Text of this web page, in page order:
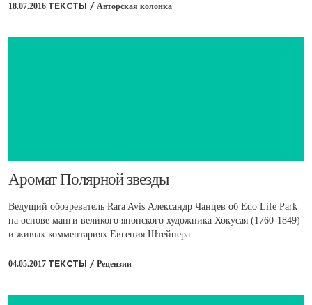
18.07.2016 ТЕКСТЫ / Авторская колонка
​Аромат Полярной звезды
Ведущий обозреватель Rara Avis Александр Чанцев об Edo Life Park
на основе манги великого японского художника Хокусая (1760-1849)
и живых комментариях Евгения Штейнера.
04.05.2017 ТЕКСТЫ / Рецензии